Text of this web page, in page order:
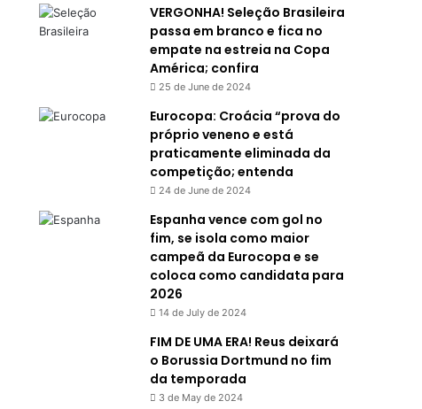
VERGONHA! Seleção Brasileira
passa em branco e fica no
empate na estreia na Copa
América; confira
25 de June de 2024
Eurocopa: Croácia “prova do
próprio veneno e está
praticamente eliminada da
competição; entenda
24 de June de 2024
Espanha vence com gol no
fim, se isola como maior
campeã da Eurocopa e se
coloca como candidata para
2026
14 de July de 2024
FIM DE UMA ERA! Reus deixará
o Borussia Dortmund no fim
da temporada
3 de May de 2024